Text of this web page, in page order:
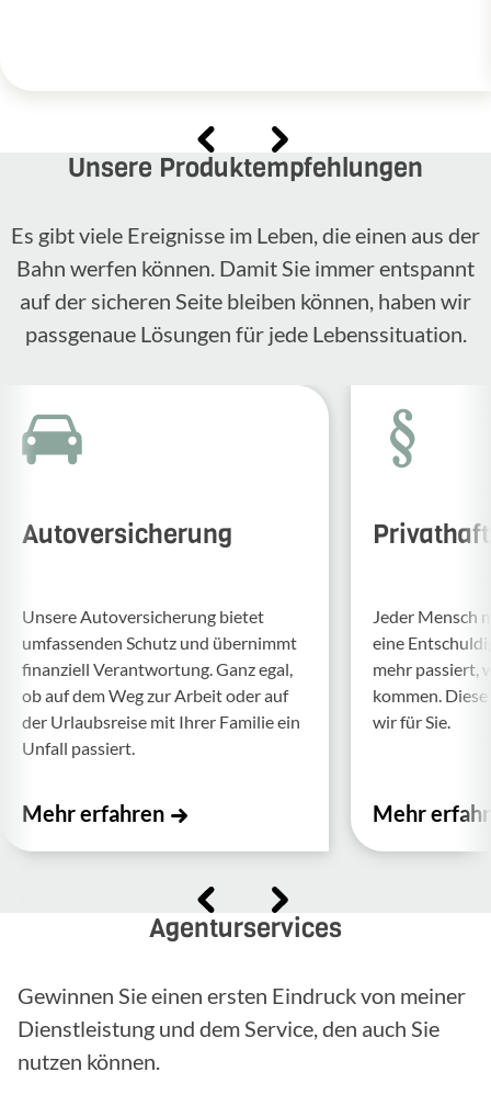
Unsere Produktempfehlungen
Es gibt viele Ereignisse im Leben, die einen aus der
Bahn werfen können. Damit Sie immer entspannt
auf der sicheren Seite bleiben können, haben wir
passgenaue Lösungen für jede Lebenssituation.
Autoversicherung
Unsere Auto­ver­si­che­rung bietet
umfas­senden Schutz und über­nimmt
finan­ziell Verant­wor­tung. Ganz egal,
ob auf dem Weg zur Arbeit oder auf
der Urlaubs­reise mit Ihrer Familie ein
Unfall passiert.
Mehr erfahren
Jeder Mensch
eine
mehr passiert,
kommen.
wir für Sie.
Mehr
Agenturservices
Gewinnen Sie einen ersten Eindruck von meiner
Dienstleistung und dem Service, den auch Sie
nutzen können.